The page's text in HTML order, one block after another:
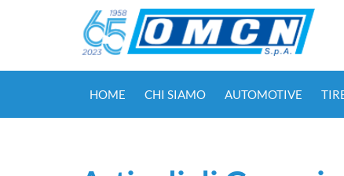
HOME CHI SIAMO AUTOMOTIVE